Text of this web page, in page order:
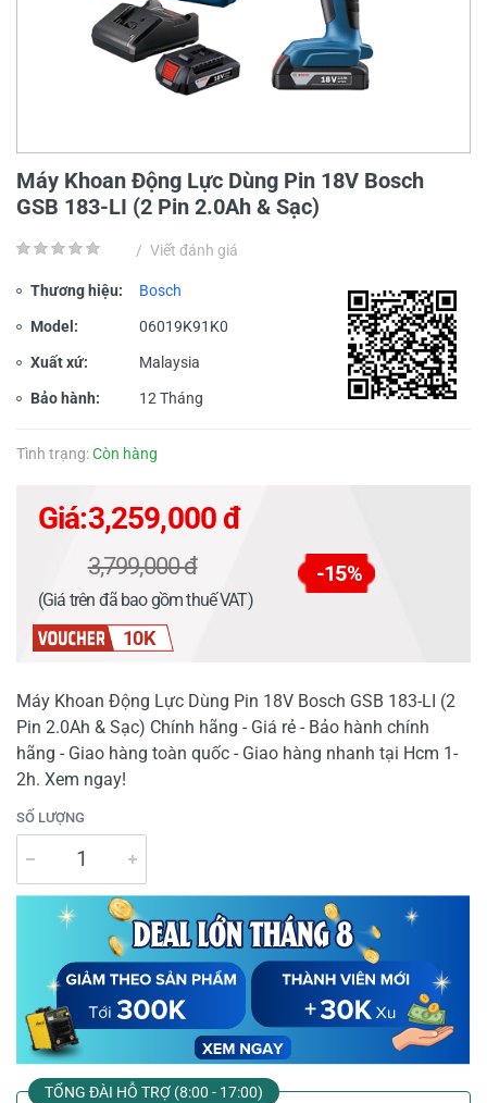
Máy Khoan Động Lực Dùng Pin 18V Bosch
GSB 183-LI (2 Pin 2.0Ah & Sạc)
/ Viết đánh giá
Thương hiệu: Bosch
Model: 06019K91K0
Xuất xứ: Malaysia
Bảo hành: 12 Tháng
Tình trạng:Còn hàng
Giá:3,259,000 đ
3,799,000 đ -15%
(Giá trên đã bao gồm thuế VAT)
10K
Máy Khoan Động Lực Dùng Pin 18V Bosch GSB 183-LI (2
Pin 2.0Ah & Sạc) Chính hãng - Giá rẻ - Bảo hành chính
hãng - Giao hàng toàn quốc - Giao hàng nhanh tại Hcm 1-
2h. Xem ngay!
SỐ LƯỢNG
TỔNG ĐÀI HỖ TRỢ (8:00 - 17:00)